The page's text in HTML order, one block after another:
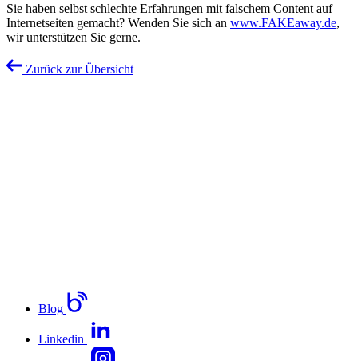
Sie haben selbst schlechte Erfahrungen mit falschem Content auf
Internetseiten gemacht? Wenden Sie sich an www.FAKEaway.de,
wir unterstützen Sie gerne.
Zurück zur Übersicht
Blog
Linkedin